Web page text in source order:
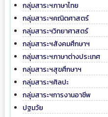
กลุ่มสาระฯภาษาไทย
กลุ่มสาระฯคณิตศาสตร์
กลุ่มสาระฯวิทยาศาสตร์
กลุ่มสาระฯสังคมศึกษาฯ
กลุ่มสาระฯภาษาต่างประเทศ
กลุ่มสาระฯสุขศึกษาฯ
กลุ่มสาระฯศิลปะ
กลุ่มสาระฯการงานอาชีพ
ปฐมวัย